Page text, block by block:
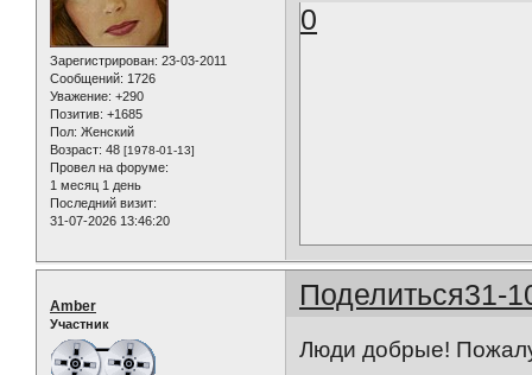
Зарегистрирован: 23-03-2011
Сообщений: 1726
Уважение: +290
Позитив: +1685
Пол: Женский
Возраст: 48 [1978-01-13]
Провел на форуме:
1 месяц 1 день
Последний визит:
31-07-2026 13:46:20
0
Поделиться31-
Amber
Участник
Люди добрые!